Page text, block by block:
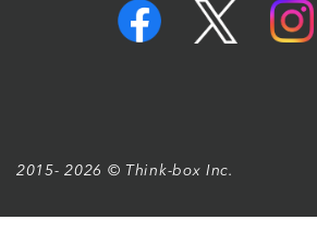
2015- 2026 © Think-box Inc.